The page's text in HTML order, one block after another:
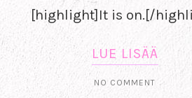
[highlight]It is on.[/
LUE LISÄÄ
NO COMMENT